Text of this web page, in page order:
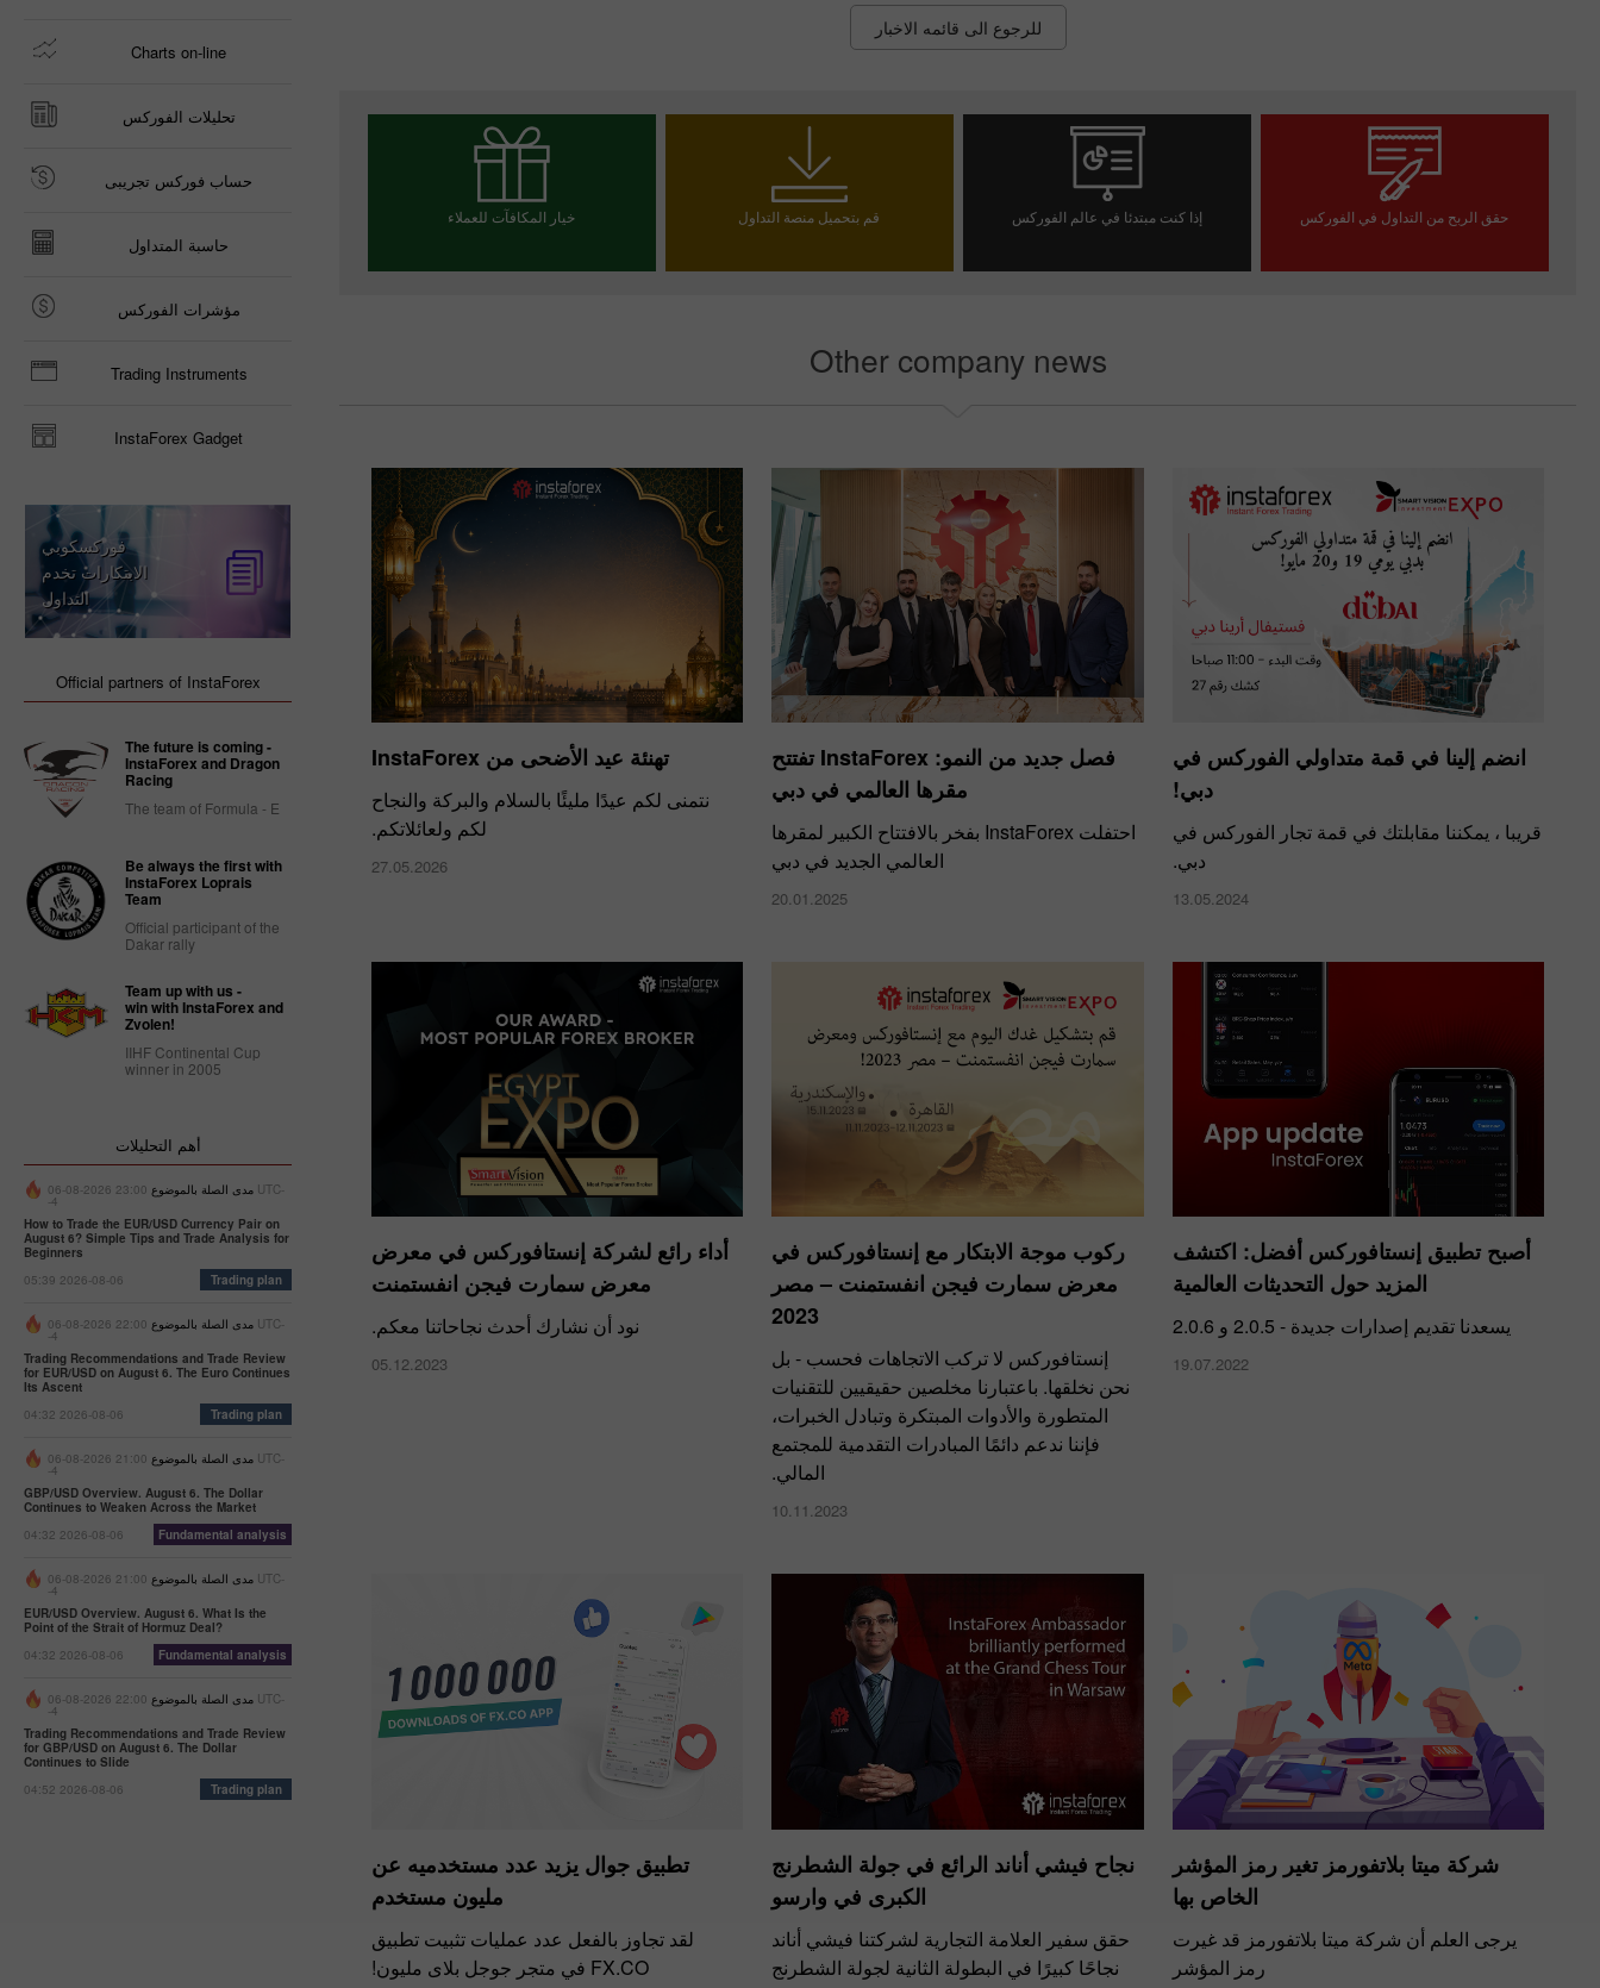
للرجوع الى قائمه الاخبار
حقق الربح من التداول في الفوركس إذا كنت مبتدئا في عالم الفوركس قم بتحميل منصة التداول خيار المكافآت للعملاء
Other company news
تهنئة عيد الأضحى من InstaForex
نتمنى لكم عيدًا مليئًا بالسلام والبركة والنجاح
لكم ولعائلاتكم.
27.05.2026
​فصل جديد من النمو: InstaForex تفتتح
مقرها العالمي في دبي
احتفلت InstaForex بفخر بالافتتاح الكبير لمقرها
العالمي الجديد في دبي
20.01.2025
انضم إلينا في قمة متداولي الفوركس في
دبي!
قريبا ، يمكننا مقابلتك في قمة تجار الفوركس في
دبي.
13.05.2024
أداء رائع لشركة إنستافوركس في معرض
معرض سمارت فيجن انفستمنت
نود أن نشارك أحدث نجاحاتنا معكم.
05.12.2023
ركوب موجة الابتكار مع إنستافوركس في
معرض سمارت فيجن انفستمنت – مصر
2023
إنستافوركس لا تركب الاتجاهات فحسب - بل
نحن نخلقها. باعتبارنا مخلصين حقيقيين للتقنيات
المتطورة والأدوات المبتكرة وتبادل الخبرات،
فإننا ندعم دائمًا المبادرات التقدمية للمجتمع
المالي.
10.11.2023
أصبح تطبيق إنستافوركس أفضل: اكتشف
المزيد حول التحديثات العالمية
يسعدنا تقديم إصدارات جديدة - 2.0.5 و 2.0.6
19.07.2022
تطبيق جوال يزيد عدد مستخدميه عن
مليون مستخدم
لقد تجاوز بالفعل عدد عمليات تثبيت تطبيق
FX.CO في متجر جوجل بلاى مليون!
نجاح فيشي أناند الرائع في جولة الشطرنج
الكبرى في وارسو
حقق سفير العلامة التجارية لشركتنا فيشي أناند
نجاحًا كبيرًا في البطولة الثانية لجولة الشطرنج
شركة ميتا بلاتفورمز تغير رمز المؤشر
الخاص بها
يرجى العلم أن شركة ميتا بلاتفورمز قد غيرت
رمز المؤشر
Charts on-line
تحليلات الفوركس
حساب فوركس تجريبى
حاسبة المتداول
مؤشرات الفوركس
Trading Instruments
InstaForex Gadget
فوركسكوبي
الابتكارات تخدم
التداول
Official partners of InstaForex
The future is coming -
InstaForex and Dragon
Racing
The team of Formula - E
Be always the first with
InstaForex Loprais
Team
Official participant of the
Dakar rally
Team up with us -
win with InstaForex and
Zvolen!
IIHF Continental Cup
winner in 2005
أهم التحليلات
مدى الصلة بالموضوع 23:00 2026-08-06 UTC-
-4
How to Trade the EUR/USD Currency Pair on
August 6? Simple Tips and Trade Analysis for
Beginners
05:39 2026-08-06
Trading plan
مدى الصلة بالموضوع 22:00 2026-08-06 UTC-
-4
Trading Recommendations and Trade Review
for EUR/USD on August 6. The Euro Continues
Its Ascent
04:32 2026-08-06
Trading plan
مدى الصلة بالموضوع 21:00 2026-08-06 UTC-
-4
GBP/USD Overview. August 6. The Dollar
Continues to Weaken Across the Market
04:32 2026-08-06
Fundamental analysis
مدى الصلة بالموضوع 21:00 2026-08-06 UTC-
-4
EUR/USD Overview. August 6. What Is the
Point of the Strait of Hormuz Deal?
04:32 2026-08-06
Fundamental analysis
مدى الصلة بالموضوع 22:00 2026-08-06 UTC-
-4
Trading Recommendations and Trade Review
for GBP/USD on August 6. The Dollar
Continues to Slide
04:52 2026-08-06
Trading plan